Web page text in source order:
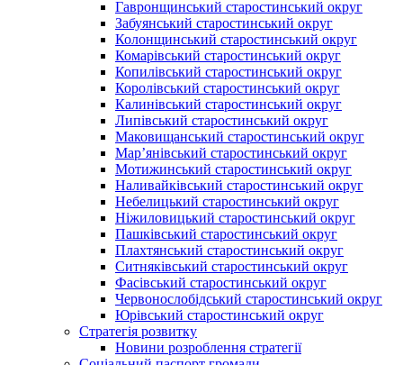
Гавронщинський старостинський округ
Забуянський старостинський округ
Колонщинський старостинський округ
Комарівський старостинський округ
Копилівський старостинський округ
Королівський старостинський округ
Калинівський старостинський округ
Липівський старостинський округ
Маковищанський старостинський округ
Мар’янівський старостинський округ
Мотижинський старостинський округ
Наливайківський старостинський округ
Небелицький старостинський округ
Ніжиловицький старостинський округ
Пашківський старостинський округ
Плахтянський старостинський округ
Ситняківський старостинський округ
Фасівський старостинський округ
Червонослобідський старостинський округ
Юрівський старостинський округ
Стратегія розвитку
Новини розроблення стратегії